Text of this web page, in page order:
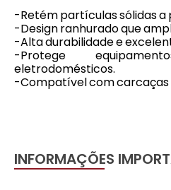
-Retém partículas sólidas a
-Design ranhurado que
-Alta durabilidade e
-Protege
eletrodomésticos.
-Compatível com carcaças
INFORMAÇÕES